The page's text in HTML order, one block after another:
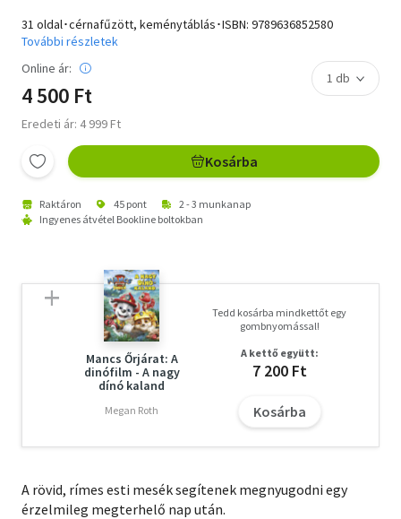
31 oldal･cérnafűzött, keménytáblás･ISBN: 9789636852580
További részletek
Online ár:
4 500 Ft
Eredeti ár: 4 999 Ft
Kosárba
Raktáron 45 pont
2 - 3 munkanap
Ingyenes átvétel Bookline boltokban
Mancs Őrjárat: A
dinófilm - A nagy
dínó kaland
Megan Roth
Tedd kosárba mindkettőt egy
gombnyomással!
A kettő együtt:
7 200 Ft
Kosárba
A rövid, rímes esti mesék segítenek megnyugodni egy
érzelmileg megterhelő nap után.